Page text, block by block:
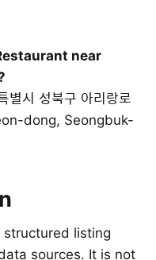
near
시 성북구 아리랑로
dong, Seongbuk-
structured listing
sources. It is not